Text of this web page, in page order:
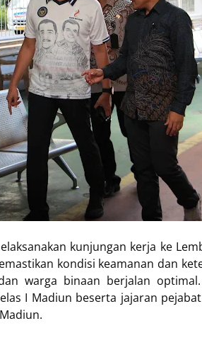
kunjungan kerja ke
kondisi keamanan dan
warga binaan berjalan
I Madiun beserta jajaran